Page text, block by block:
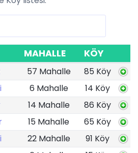
MAHALLE KÖY
57 Mahalle
85 Köy
6 Mahalle
14 Köy
14 Mahalle
86 Köy
15 Mahalle
65 Köy
22 Mahalle
91 Köy